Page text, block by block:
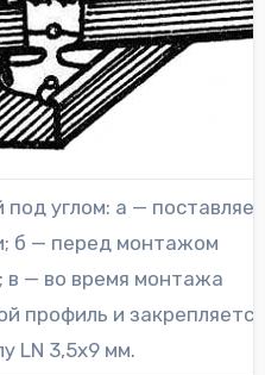
углом: а —
б — перед монтажом
в — во время монтажа
профиль и закрепляется
LN 3,5х9 мм.